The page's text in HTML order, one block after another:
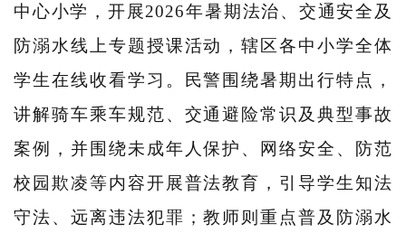
中心小学，开展2026年暑期法治、交通安全及
防溺水线上专题授课活动，辖区各中小学全体
学生在线收看学习。民警围绕暑期出行特点，
讲解骑车乘车规范、交通避险常识及典型事故
案例，并围绕未成年人保护、网络安全、防范
校园欺凌等内容开展普法教育，引导学生知法
守法、远离违法犯罪；教师则重点普及防溺水